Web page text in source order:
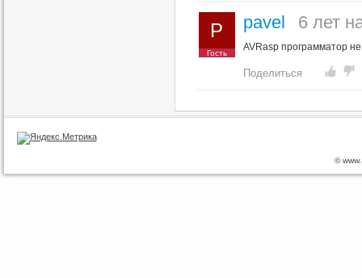
P
Гость
pavel 6 лет
AVRasp программатор не
Поделиться
©